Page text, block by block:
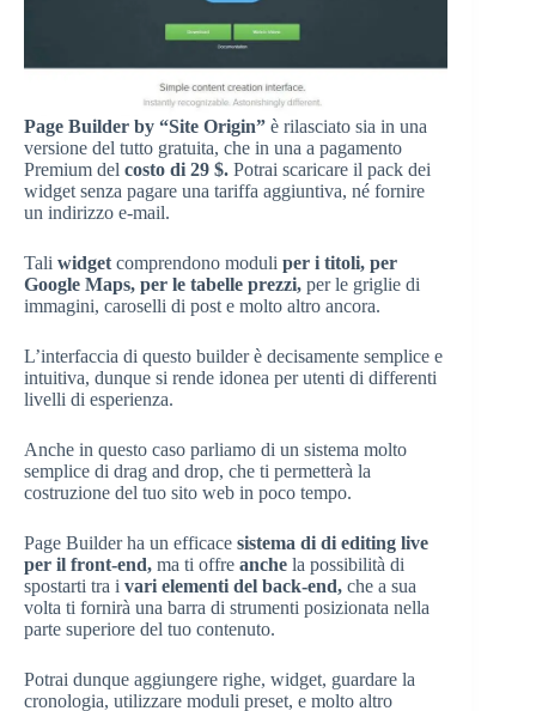
Page Builder by “Site Origin” è rilasciato sia in una
versione del tutto gratuita, che in una a pagamento
Premium del costo di 29 $. Potrai scaricare il pack dei
widget senza pagare una tariffa aggiuntiva, né fornire
un indirizzo e-mail.
Tali widget comprendono moduli per i titoli, per
Google Maps, per le tabelle prezzi, per le griglie di
immagini, caroselli di post e molto altro ancora.
L’interfaccia di questo builder è decisamente semplice e
intuitiva, dunque si rende idonea per utenti di differenti
livelli di esperienza.
Anche in questo caso parliamo di un sistema molto
semplice di drag and drop, che ti permetterà la
costruzione del tuo sito web in poco tempo.
Page Builder ha un efficace sistema di di editing live
per il front-end, ma ti offre anche la possibilità di
spostarti tra i vari elementi del back-end, che a sua
volta ti fornirà una barra di strumenti posizionata nella
parte superiore del tuo contenuto.
Potrai dunque aggiungere righe, widget, guardare la
cronologia, utilizzare moduli preset, e molto altro